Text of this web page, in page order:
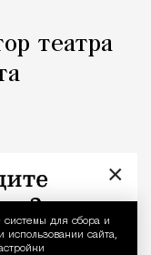
для сбора и
использовании сайта,
театра
×